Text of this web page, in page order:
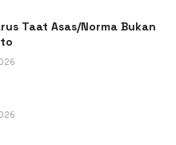
Taat Asas/Norma Bukan